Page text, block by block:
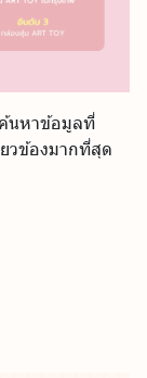
นหาข้อมูลที่
วข้องมากที่สุด